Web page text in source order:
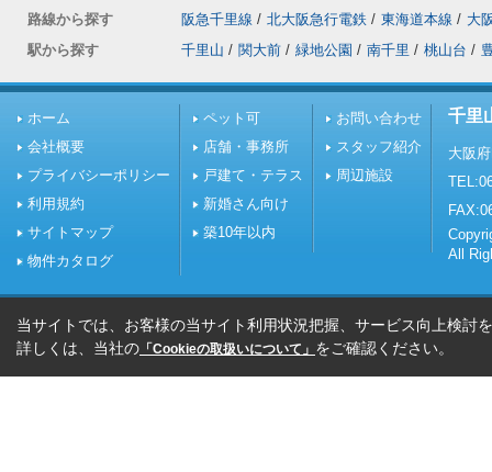
路線から探す
阪急千里線 / 北大阪急行電鉄 / 東海道本線 / 大
駅から探す
千里山 / 関大前 / 緑地公園 / 南千里 / 桃山台 /
ホーム
会社概要
プライバシーポリシー
利用規約
サイトマップ
物件カタログ
ペット可
店舗・事務所
戸建て・テラス
新婚さん向け
築10年以内
お問い合わせ
スタッフ紹介
周辺施設
千里
大阪
All
当サイトでは、お客様の当サイト利用状況把握、サービス向上検討
詳しくは、当社の 「Cookieの取扱いについて」 をご確認ください。